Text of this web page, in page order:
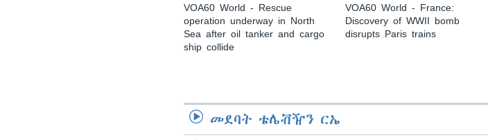
VOA60 World - Rescue
operation underway in North
Sea after oil tanker and cargo
ship collide
VOA60 World - France:
Discovery of WWII bomb
disrupts Paris trains
መደባት ቴሌቭዥን ርኤ